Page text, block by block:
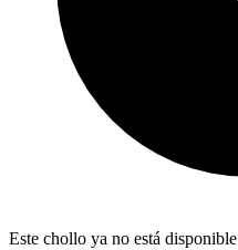
Este chollo ya no está disponible